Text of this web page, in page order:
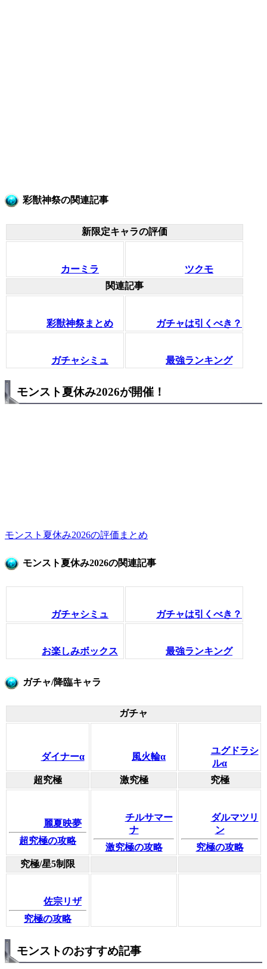
彩獣神祭の関連記事
新限定キャラの評価
カーミラ
ツクモ
関連記事
彩獣神祭まとめ ガチャは引くべき？
ガチャシミュ 最強ランキング
モンスト夏休み2026が開催！
モンスト夏休み2026の評価まとめ
モンスト夏休み2026の関連記事
ガチャシミュ ガチャは引くべき？
お楽しみボックス 最強ランキング
ガチャ/降臨キャラ
ガチャ
ダイナーα 風火輪α
ユグドラシ
ルα
超究極
激究極 究極
麗夏映夢
超究極の攻略
チルサマー
ナ
激究極の攻略
ダルマツリ
ン
究極の攻略
究極/星5制限
佐宗リザ
究極の攻略
モンストのおすすめ記事